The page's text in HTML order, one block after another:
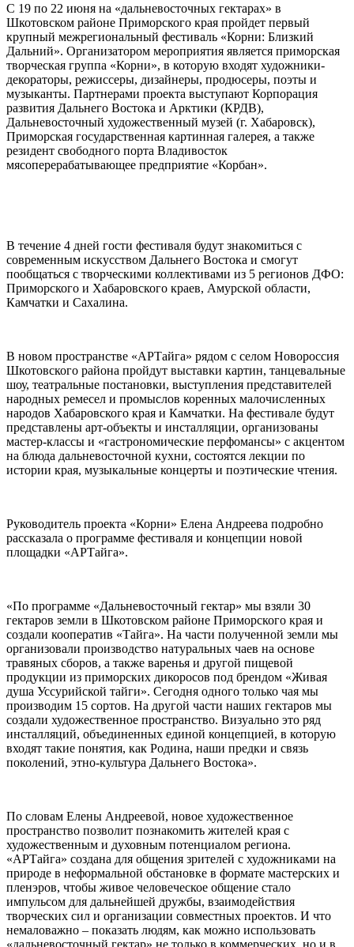
С 19 по 22 июня на «дальневосточных гектарах» в
Шкотовском районе Приморского края пройдет первый
крупный межрегиональный фестиваль «Корни: Близкий
Дальний». Организатором мероприятия является приморская
творческая группа «Корни», в которую входят художники-
декораторы, режиссеры, дизайнеры, продюсеры, поэты и
музыканты. Партнерами проекта выступают Корпорация
развития Дальнего Востока и Арктики (КРДВ),
Дальневосточный художественный музей (г. Хабаровск),
Приморская государственная картинная галерея, а также
резидент свободного порта Владивосток
мясоперерабатывающее предприятие «Корбан».
В течение 4 дней гости фестиваля будут знакомиться с
современным искусством Дальнего Востока и смогут
пообщаться с творческими коллективами из 5 регионов ДФО:
Приморского и Хабаровского краев, Амурской области,
Камчатки и Сахалина.
В новом пространстве «АРТайга» рядом с селом Новороссия
Шкотовского района пройдут выставки картин, танцевальные
шоу, театральные постановки, выступления представителей
народных ремесел и промыслов коренных малочисленных
народов Хабаровского края и Камчатки. На фестивале будут
представлены арт-объекты и инсталляции, организованы
мастер-классы и «гастрономические перфомансы» с акцентом
на блюда дальневосточной кухни, состоятся лекции по
истории края, музыкальные концерты и поэтические чтения.
Руководитель проекта «Корни» Елена Андреева подробно
рассказала о программе фестиваля и концепции новой
площадки «АРТайга».
«По программе «Дальневосточный гектар» мы взяли 30
гектаров земли в Шкотовском районе Приморского края и
создали кооператив «Тайга». На части полученной земли мы
организовали производство натуральных чаев на основе
травяных сборов, а также варенья и другой пищевой
продукции из приморских дикоросов под брендом «Живая
душа Уссурийской тайги». Сегодня одного только чая мы
производим 15 сортов. На другой части наших гектаров мы
создали художественное пространство. Визуально это ряд
инсталляций, объединенных единой концепцией, в которую
входят такие понятия, как Родина, наши предки и связь
поколений, этно-культура Дальнего Востока».
По словам Елены Андреевой, новое художественное
пространство позволит познакомить жителей края с
художественным и духовным потенциалом региона.
«АРТайга» создана для общения зрителей с художниками на
природе в неформальной обстановке в формате мастерских и
пленэров, чтобы живое человеческое общение стало
импульсом для дальнейшей дружбы, взаимодействия
творческих сил и организации совместных проектов. И что
немаловажно – показать людям, как можно использовать
«дальневосточный гектар» не только в коммерческих, но и в